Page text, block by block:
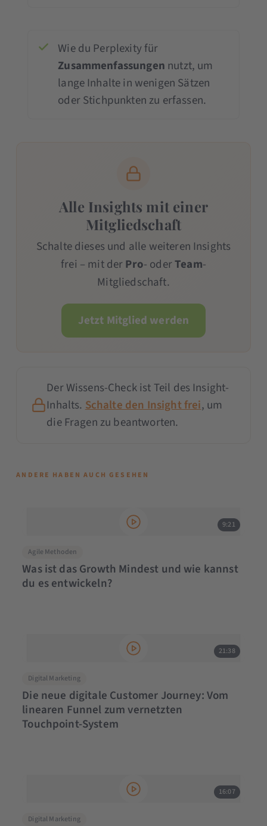
Wie du Perplexity für
Zusammenfassungen nutzt, um
lange Inhalte in wenigen Sätzen
oder Stichpunkten zu erfassen.
Alle Insights mit einer
Mitgliedschaft
Schalte dieses und alle weiteren Insights
frei – mit derPro- oderTeam-
Mitgliedschaft.
Jetzt Mitglied werden
Der Wissens-Check ist Teil des Insight-
Inhalts. Schalte den Insight frei, um
die Fragen zu beantworten.
ANDERE HABEN AUCH GESEHEN
9:21
Agile Methoden
Was ist das Growth Mindest und wie kannst
du es entwickeln?
21:38
Digital Marketing
Die neue digitale Customer Journey: Vom
linearen Funnel zum vernetzten
Touchpoint-System
16:07
Digital Marketing